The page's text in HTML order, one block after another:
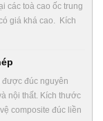
các toà cao ốc trung
giá khá cao. Kích
được đúc nguyên
nội thất. Kích thước
composite đúc liền